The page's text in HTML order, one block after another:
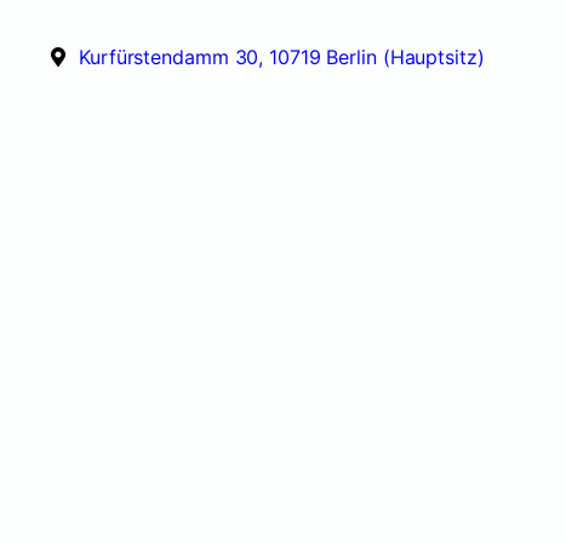
Kurfürstendamm 30, 10719 Berlin (Hauptsitz)